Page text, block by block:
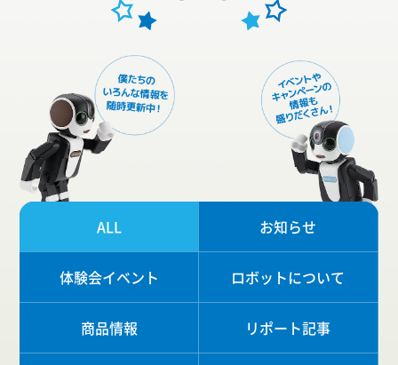
ALL お知らせ
体験会イベント ロボットについて
商品情報 リポート記事